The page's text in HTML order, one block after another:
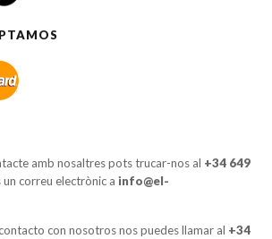
amb nosaltres pots trucar-nos al +34 649
correu electrònic a info@el-
con nosotros nos puedes llamar al +34